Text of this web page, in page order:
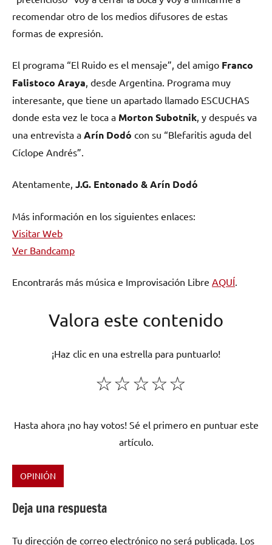
recomendar otro de los medios difusores de estas
formas de expresión.
El programa “El Ruido es el mensaje”, del amigo Franco
Falistoco Araya , desde Argentina. Programa muy
interesante, que tiene un apartado llamado ESCUCHAS
donde esta vez le toca a Morton Subotnik , y después va
una entrevista a Arín Dodó con su “Blefaritis aguda del
Cíclope Andrés”.
Atentamente, J.G. Entonado & Arín Dodó
Más información en los siguientes enlaces:
Visitar Web
Ver Bandcamp
Encontrarás más música e Improvisación Libre AQUÍ
Valora este contenido
¡Haz clic en una estrella para puntuarlo!
☆
☆
☆
☆
☆
Hasta ahora ¡no hay votos! Sé el primero en puntuar este
artículo.
Arín
blues,
OPINIÓN
Deja una respuesta
Tu dirección de correo electrónico no será publicada. Los